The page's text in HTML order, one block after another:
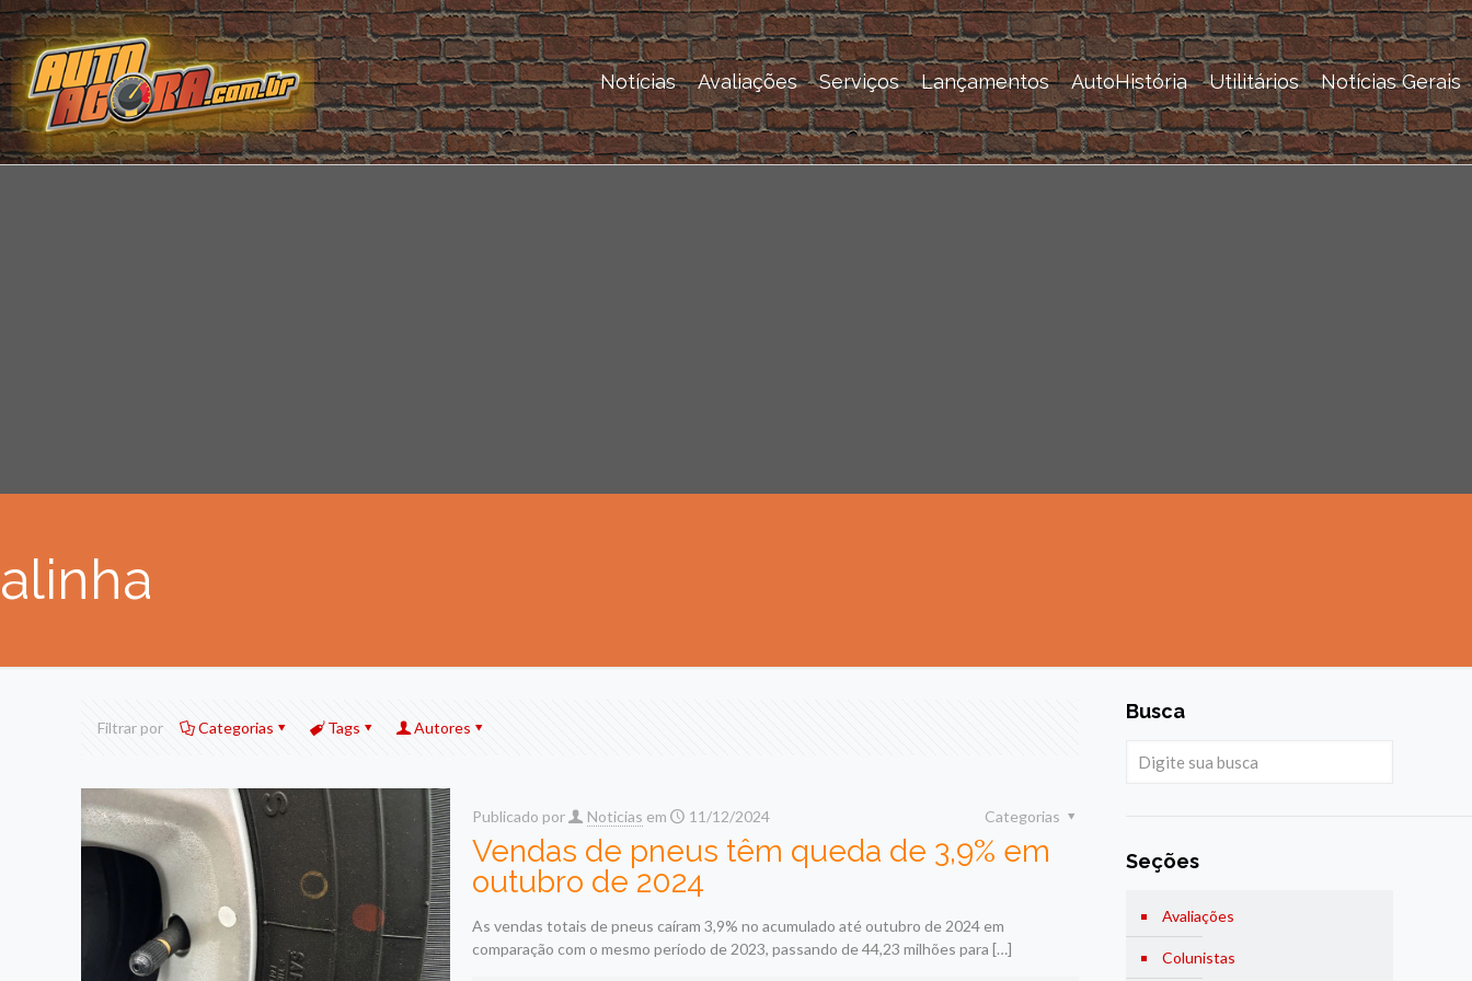
Notícias Avaliações Serviços Lançamentos AutoHistória Utilitários Notícias Gerais
alinha
Filtrar por Categorias Tags Autores
Publicado por Noticias em 11/12/2024 Categorias
Vendas de pneus têm queda de 3,9% em
outubro de 2024
As vendas totais de pneus caíram 3,9% no acumulado até outubro de 2024 em
comparação com o mesmo período de 2023, passando de 44,23 milhões para […]
Busca
Seções
Avaliações
Colunistas